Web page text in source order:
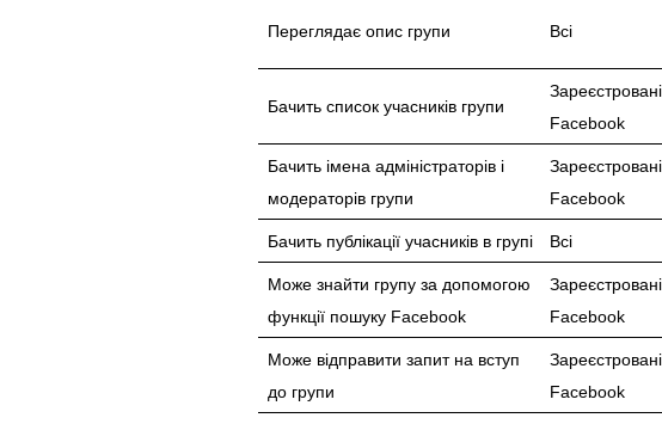
Переглядає опис групи Всі
Бачить список учасників групи
Facebook
Бачить імена адміністраторів і
модераторів групи
Facebook
Бачить публікації учасників в групі Всі
Може знайти групу за допомогою
функції пошуку Facebook
Facebook
Може відправити запит на вступ
до групи
Facebook